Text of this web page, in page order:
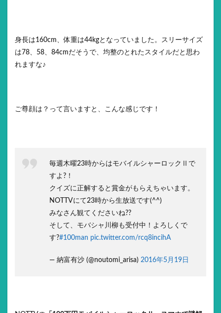
身長は160cm、体重は44kgとなっていました。スリーサイズ
は78、58、84cmだそうで、均整のとれたスタイルだと思わ
れますな♪
ご尊顔は？って言いますと、こんな感じです！
毎週木曜23時からはモバイルシャーロックⅡで
すよ?！
クイズに正解すると賞金がもらえちゃいます。
NOTTVにて23時から生放送です(^^)
みなさん観てくださいね??
そして、モバシャ川柳も受付中！よろしくで
す?#100man pic.twitter.com/rcq8incihA
— 納富有沙 (@noutomi_arisa) 2016年5月19日